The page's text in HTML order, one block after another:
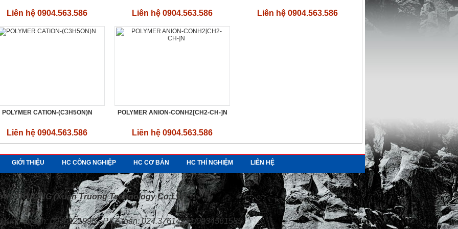
Liên hệ 0904.563.586 Liên hệ 0904.563.586 Liên hệ 0904.563.586
POLYMER CATION-(C3H5ON)N
Liên hệ 0904.563.586
POLYMER ANION-CONH2[CH2-CH-]N
Liên hệ 0904.563.586
GIỚI THIỆU HC CÔNG NGHIỆP HC CƠ BẢN HC THÍ NGHIỆM LIÊN HỆ
TRƯỜNG (Xuan Truong Technology Co;Ltd)
Hà Nội
doanh: 0976121998 - P.Kế toán: 024.37614231/0934561585